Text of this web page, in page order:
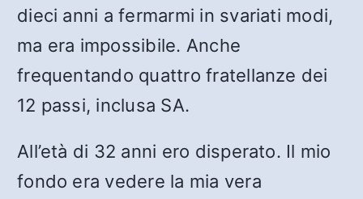
dieci anni a fermarmi in svariati modi,
ma era impossibile. Anche
frequentando quattro fratellanze dei
12 passi, inclusa SA.
All’età di 32 anni ero disperato. Il mio
fondo era vedere la mia vera